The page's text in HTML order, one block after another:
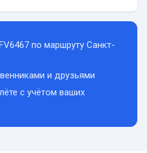
по маршруту Санкт-
и друзьями
с учётом ваших